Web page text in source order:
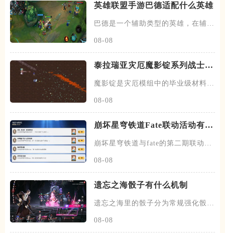
英雄联盟手游巴德适配什么英雄
巴德是一个辅助类型的英雄，在辅助
08-08
泰拉瑞亚灾厄魔影锭系列战士武
魔影锭是灾厄模组中的毕业级材料，
08-08
崩坏星穹铁道Fate联动活动有哪
崩坏星穹铁道与fate的第二期联动，
08-08
遗忘之海骰子有什么机制
遗忘之海里的骰子分为常规强化骰与
08-08